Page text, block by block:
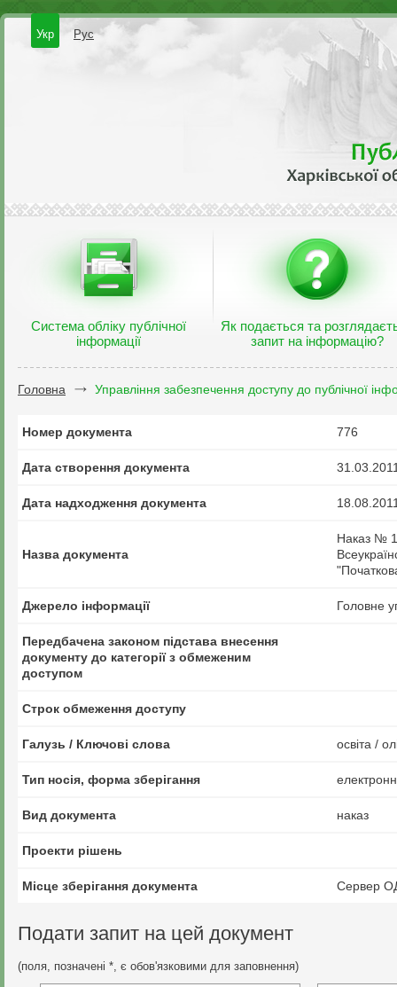
Укр Рус
Система обліку публічної
інформації
Як подається та
запит на інформацію?
Головна Управління забезпечення доступу до публічної
Номер документа 776
Дата створення документа
Дата надходження документа
Назва документа
Наказ №
Джерело інформації Головне
Передбачена законом підстава внесення
документу до категорії з обмеженим
доступом
Строк обмеження доступу
Галузь / Ключові слова освіта /
Тип носія, форма зберігання
Вид документа наказ
Проекти рішень
Місце зберігання документа Сервер
Подати запит на цей документ
(поля, позначені *, є обов'язковими для заповнення)